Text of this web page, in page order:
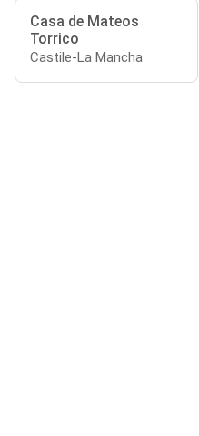
Casa de Mateos
Torrico
Castile-La Mancha